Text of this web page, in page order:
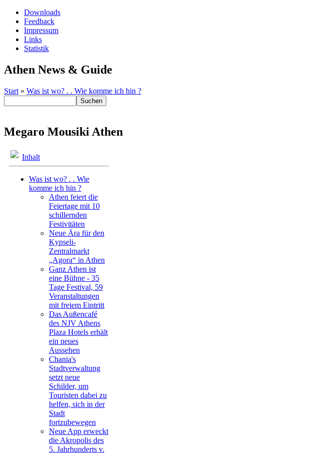
Downloads
Feedback
Impressum
Links
Statistik
Athen News & Guide
Start » Was ist wo? . . Wie komme ich hin ?
Megaro Mousiki Athen
Inhalt
Was ist wo? . . Wie
komme ich hin ?
Athen feiert die
Feiertage mit 10
schillernden
Festivitäten
Neue Ära für den
Kypseli-
Zentralmarkt
„Agora“ in Athen
Ganz Athen ist
eine Bühne - 35
Tage Festival, 59
Veranstaltungen
mit freiem Eintritt
Das Außencafé
des NJV Athens
Plaza Hotels erhält
ein neues
Aussehen
Chania's
Stadtverwaltung
setzt neue
Schilder, um
Touristen dabei zu
helfen, sich in der
Stadt
fortzubewegen
Neue App erweckt
die Akropolis des
5. Jahrhunderts v.